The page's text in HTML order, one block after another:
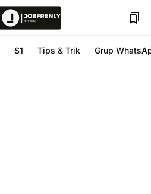
S1 Tips & Trik Grup